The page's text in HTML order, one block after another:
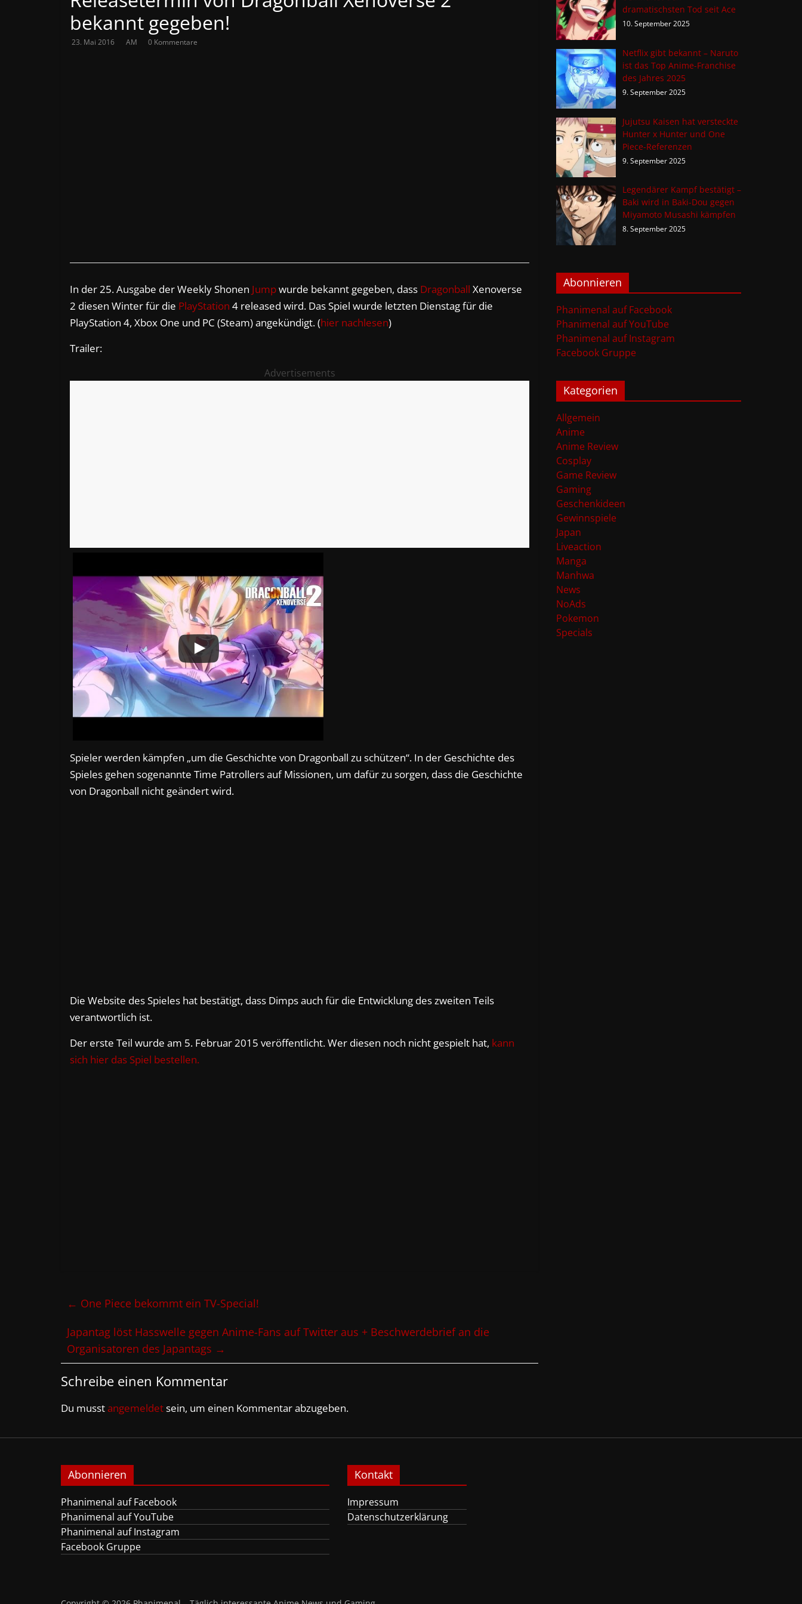
bekannt gegeben!
23. Mai 2016 AM 0 Kommentare
In der 25. Ausgabe der Weekly Shonen Jumpwurde bekannt gegeben, dass Dragonball Xenoverse
2 diesen Winter für die PlayStation 4 released wird. Das Spiel wurde letzten Dienstag für die
PlayStation 4, Xbox One und PC (Steam) angekündigt. (hier nachlesen)
Trailer:
Advertisements
Spieler werden kämpfen „um die Geschichte von Dragonball zu schützen“. In der Geschichte des
Spieles gehen sogenannte Time Patrollers auf Missionen, um dafür zu sorgen, dass die Geschichte
von Dragonball nicht geändert wird.
Die Website des Spieles hat bestätigt, dass Dimps auch für die Entwicklung des zweiten Teils
verantwortlich ist.
Der erste Teil wurde am 5. Februar 2015 veröffentlicht. Wer diesen noch nicht gespielt hat, kann
sich hier das Spiel bestellen.
← One Piece bekommt ein TV-Special!
Japantag löst Hasswelle gegen Anime-Fans auf Twitter aus + Beschwerdebrief an die
Organisatoren des Japantags →
Schreibe einen Kommentar
Du musstangemeldetsein, um einen Kommentar abzugeben.
dramatischsten Tod seit Ace
10. September 2025
Netflix gibt bekannt – Naruto
ist das Top Anime-Franchise
des Jahres 2025
9. September 2025
Jujutsu Kaisen hat versteckte
Hunter x Hunter und One
Piece-Referenzen
9. September 2025
Legendärer Kampf bestätigt –
Baki wird in Baki-Dou gegen
Miyamoto Musashi kämpfen
8. September 2025
Abonnieren
Phanimenal auf Facebook
Phanimenal auf YouTube
Phanimenal auf Instagram
Facebook Gruppe
Kategorien
Allgemein
Anime
Anime Review
Cosplay
Game Review
Gaming
Geschenkideen
Gewinnspiele
Japan
Liveaction
Manga
Manhwa
News
NoAds
Pokemon
Specials
Abonnieren
Phanimenal auf Facebook
Phanimenal auf YouTube
Phanimenal auf Instagram
Facebook Gruppe
Kontakt
Impressum
Datenschutzerklärung